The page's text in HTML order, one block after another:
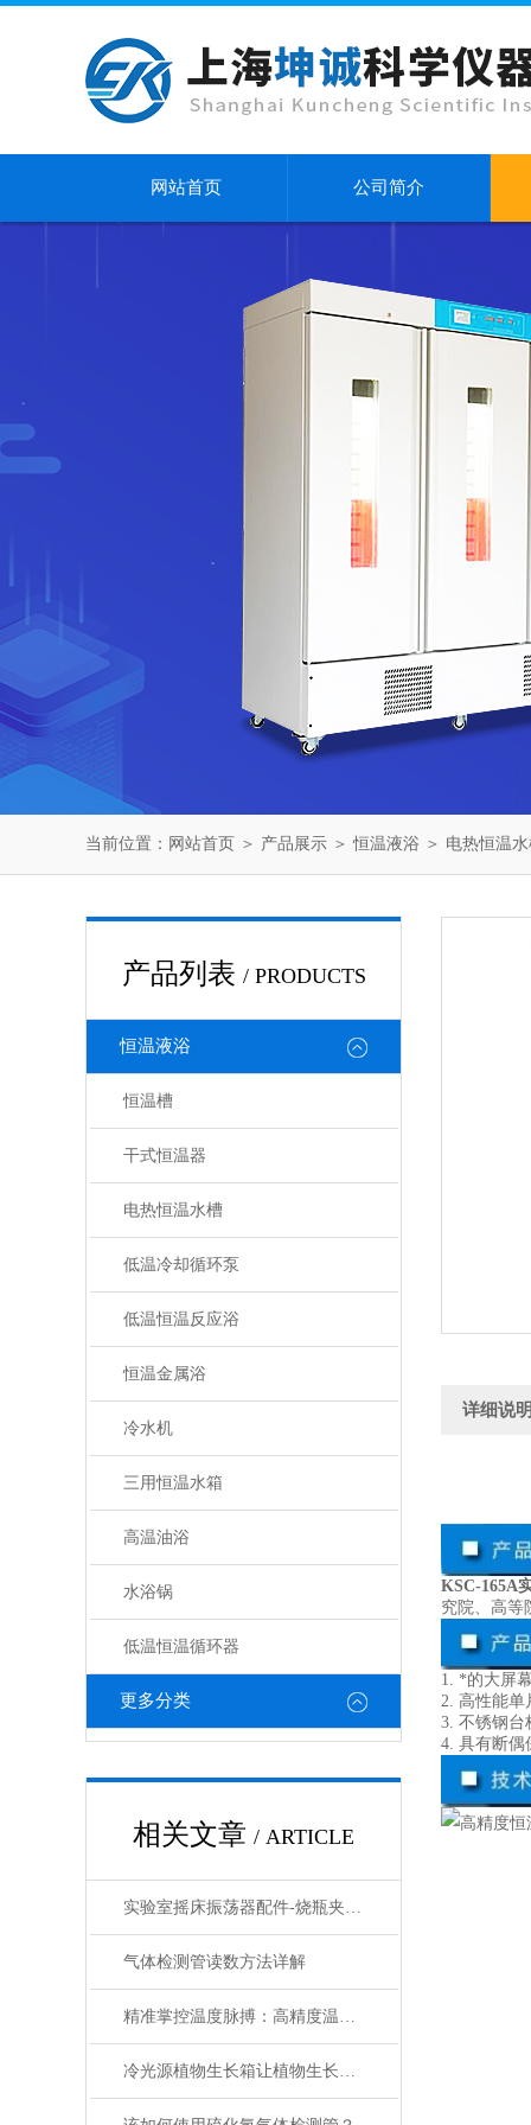
网站首页 公司简介
当前位置： 网站首页 ＞ 产品展示 ＞恒温液浴 ＞ 电热恒温
产品列表 / PRODUCTS
恒温液浴
恒温槽
干式恒温器
电热恒温水槽
低温冷却循环泵
低温恒温反应浴
恒温金属浴
冷水机
三用恒温水箱
高温油浴
水浴锅
低温恒温循环器
更多分类
相关文章 / ARTICLE
实验室摇床振荡器配件-烧瓶夹具的分类和介绍
气体检测管读数方法详解
精准掌控温度脉搏：高精度温控仪表补偿温度设置全攻略
冷光源植物生长箱让植物生长更加稳定和可控
详细说明
KSC-165A
究院、高等
1. *的大屏
2. 高性能单
3. 不锈钢台
4. 具有断